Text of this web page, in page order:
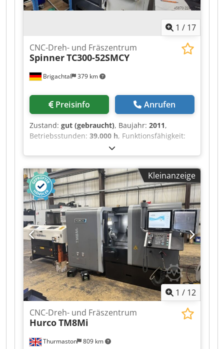
1 / 17
Brigachtal 379 km
CNC-Dreh- und Fräszentrum
SpinnerTC300-52SMCY
Preisinfo Anrufen
Zustand: gut (gebraucht), Baujahr: 2011,
Betriebsstunden: 39.000 h, Funktionsfähigkeit:
, Steuerung Siemens 840D,
52mm Spindeldurchlass, 12-fach-Revolver, VDI
30, Y-Achse, Gegenspindel, Csdpfxszrhwro Aiysrf
Werkzeugmessarm, Späneförderer,
Hochdruckanlage, viel Zubehör
Kleinanzeige
1 / 12
Thurmaston 809 km
CNC-Dreh- und Fräszentrum
HurcoTM8Mi